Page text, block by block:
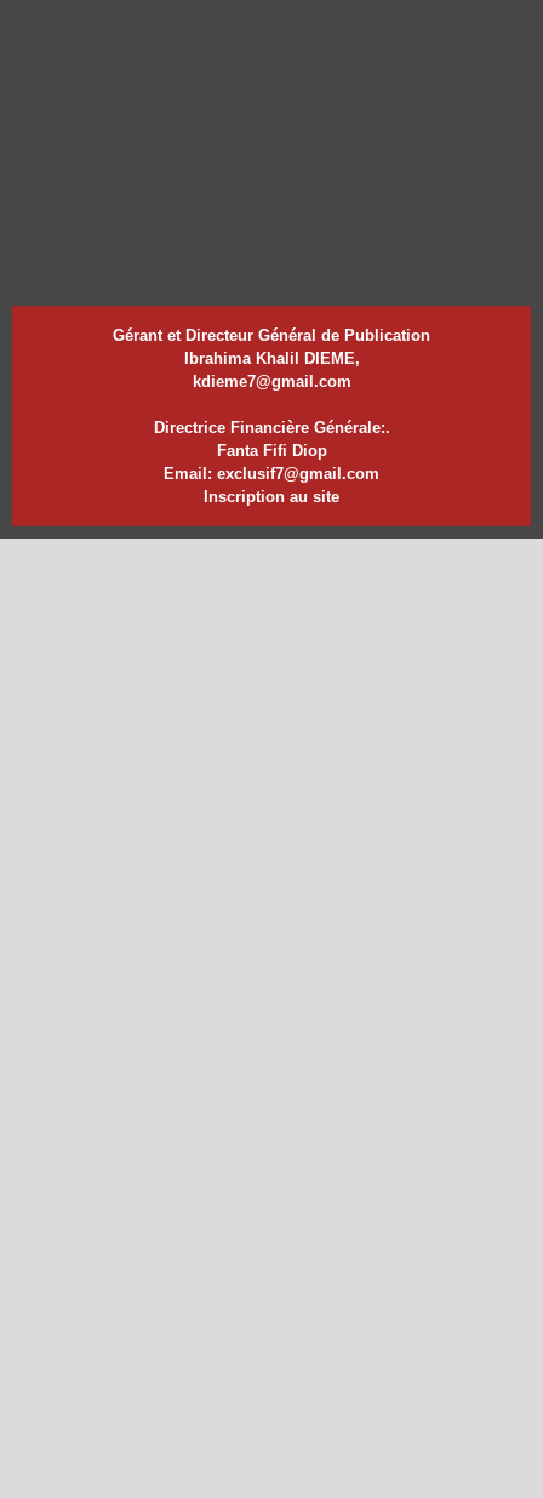
Gérant et Directeur Général de Publication
Ibrahima Khalil DIEME,
kdieme7@gmail.com
Directrice Financière Générale:.
Fanta Fifi Diop
Email: exclusif7@gmail.com
Inscription au site